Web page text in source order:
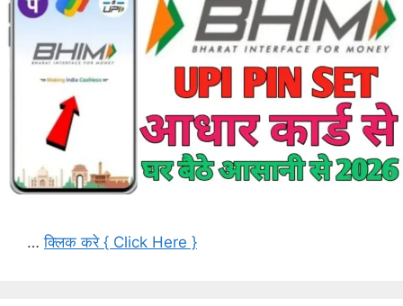
…क्लिक करे { Click Here }